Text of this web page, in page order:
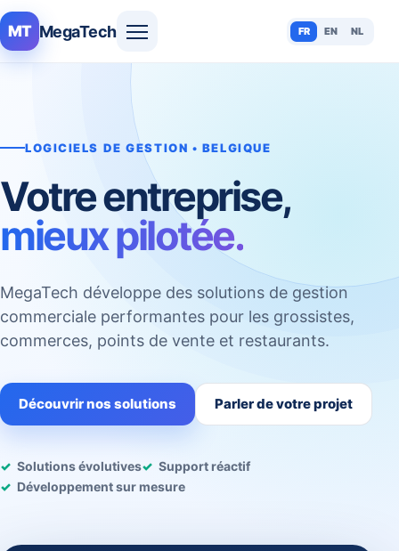
MT MegaTech FR EN NL
LOGICIELS DE GESTION • BELGIQUE
Votre entreprise,
mieux pilotée.
MegaTech développe des solutions de gestion
commerciale performantes pour les grossistes,
commerces, points de vente et restaurants.
Découvrir nos solutions Parler de votre projet
Solutions évolutives
Support réactif
Développement sur mesure